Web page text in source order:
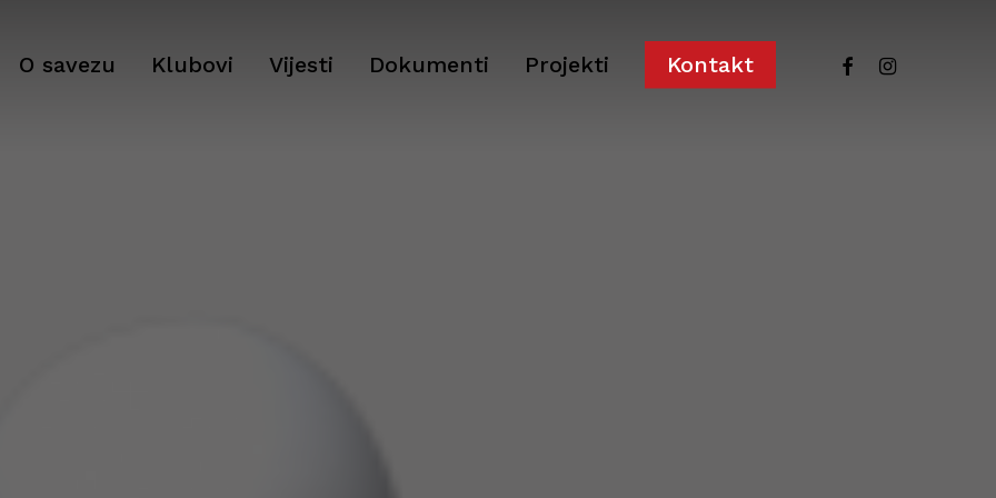
O savezu Klubovi Vijesti Dokumenti Projekti Kontakt facebookinstagram